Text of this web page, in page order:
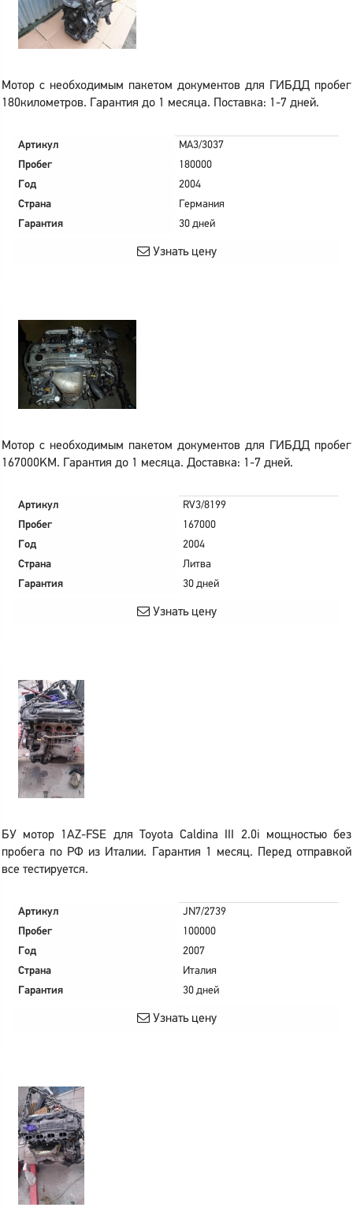
Мотор с необходимым пакетом документов для ГИБДД пробег
180километров. Гарантия до 1 месяца. Поставка: 1-7 дней.
Артикул
MA3/3037
Пробег
180000
Год
2004
Страна
Германия
Гарантия
30 дней
Узнать цену
Мотор с необходимым пакетом документов для ГИБДД пробег
167000KM. Гарантия до 1 месяца. Доставка: 1-7 дней.
Артикул
RV3/8199
Пробег
167000
Год
2004
Страна
Литва
Гарантия
30 дней
Узнать цену
БУ мотор 1AZ-FSE для Toyota Caldina III 2.0i мощностью без
пробега по РФ из Италии. Гарантия 1 месяц. Перед отправкой
все тестируется.
Артикул
JN7/2739
Пробег
100000
Год
2007
Страна
Италия
Гарантия
30 дней
Узнать цену